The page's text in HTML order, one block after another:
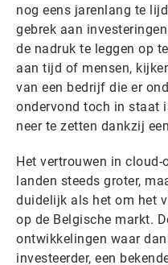
nog eens jarenlang te
gebrek aan
de nadruk te leggen op
aan tijd of mensen,
van een bedrijf die er
ondervond toch in staat
neer te zetten dankzij
Het vertrouwen in
landen steeds groter,
duidelijk als het om het
op de Belgische markt.
ontwikkelingen waar
investeerder, een